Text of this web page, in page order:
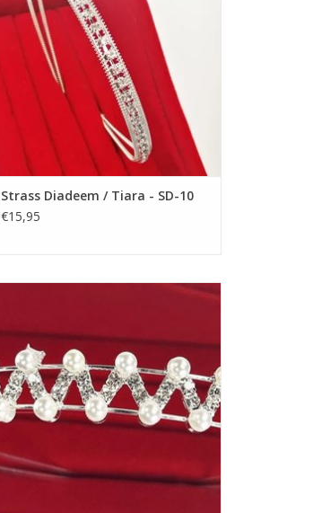
Meisjes.
TOEVOEGEN AAN WINKELWAGEN
Strass Diadeem / Tiara - SD-10
€15,95
Prachtige Prinsesje Diadeem om een
Nikkelvrij stalen Tiara / Kroon voor
Meisjes.
TOEVOEGEN AAN WINKELWAGEN